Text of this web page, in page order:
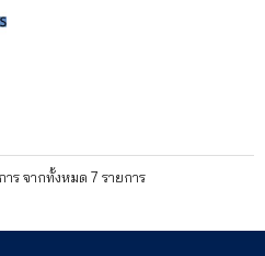
ร จากทั้งหมด 7 รายการ